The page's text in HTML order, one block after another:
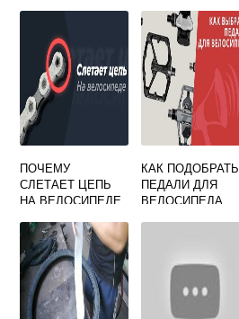
ПОЧЕМУ
СЛЕТАЕТ ЦЕПЬ
НА ВЕЛОСИПЕДЕ
КАК ПОДОБРАТЬ
ПЕДАЛИ ДЛЯ
ВЕЛОСИПЕДА